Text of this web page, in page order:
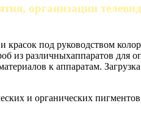
организации
красок под руководством
различныхаппаратов для
к аппаратам.
и органических